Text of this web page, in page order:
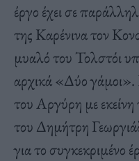
έργο έχει σε
της Καρένινα τον
μυαλό του Τολστόι
αρχικά «Δύο γάμοι».
του Αργύρη με
του Δημήτρη
για το συγκεκριμένο